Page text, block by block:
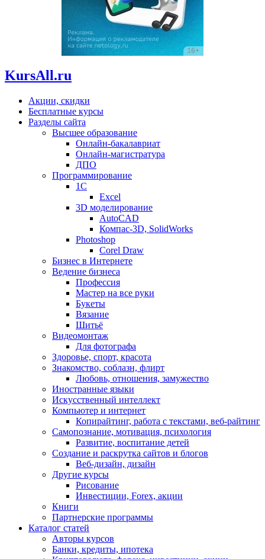
KursAll.ru
Акции, скидки
Бесплатные курсы
Разделы сайта
Высшее образование
Онлайн-бакалавриат
Онлайн-магистратура
ДПО
Программирование
1С
Excel
3D моделирование
AutoCAD
Компас-3D, SolidWorks
Photoshop
Corel Draw
Бизнес в Интернете
Ведение бизнеса
Профессия
Мастер на все руки
Букеты
Вязание
Шитьё
Видеомонтаж
Для фотографа
Здоровье, спорт, красота
Знакомство, соблазн, флирт
Любовь, отношения, замужество
Иностранные языки
Искусственный интеллект
Компьютер и интернет
Копирайтинг, работа с текстами, веб-райтинг
Самопознание, мотивация, психология
Развитие, воспитание детей
Создание и раскрутка сайтов и блогов
Веб-дизайн, дизайн
Другие курсы
Рисование
Инвестиции, Forex, акции
Книги
Партнерские программы
Каталог статей
Авторы курсов
Банки, кредиты, ипотека